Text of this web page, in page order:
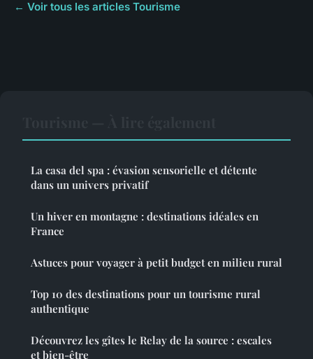
← Voir tous les articles Tourisme
La casa del spa : évasion sensorielle et détente
dans un univers privatif
Un hiver en montagne : destinations idéales en
France
Astuces pour voyager à petit budget en milieu rural
Top 10 des destinations pour un tourisme rural
authentique
Découvrez les gîtes le Relay de la source : escales
et bien-être